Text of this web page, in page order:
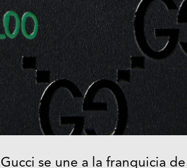
Gucci se une a la franquicia de